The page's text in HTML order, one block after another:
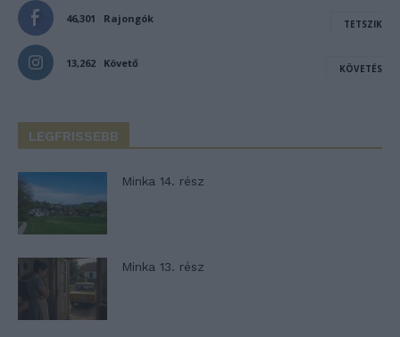
46,301 Rajongók TETSZIK
13,262 Követő KÖVETÉS
LEGFRISSEBB
Minka 14. rész
Minka 13. rész